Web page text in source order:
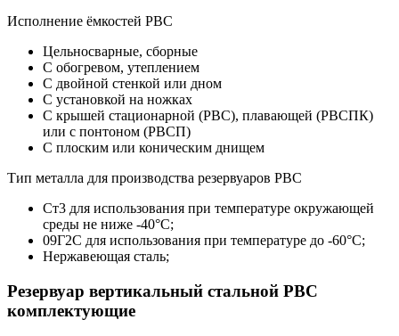
Исполнение ёмкостей РВС
Цельносварные, сборные
С обогревом, утеплением
С двойной стенкой или дном
С установкой на ножках
С крышей стационарной (РВС), плавающей (РВСПК)
или с понтоном (РВСП)
С плоским или коническим днищем
Тип металла для производства резервуаров РВС
Ст3 для использования при температуре окружающей
среды не ниже -40°C;
09Г2С для использования при температуре до -60°C;
Нержавеющая сталь;
Резервуар вертикальный стальной РВС
комплектующие